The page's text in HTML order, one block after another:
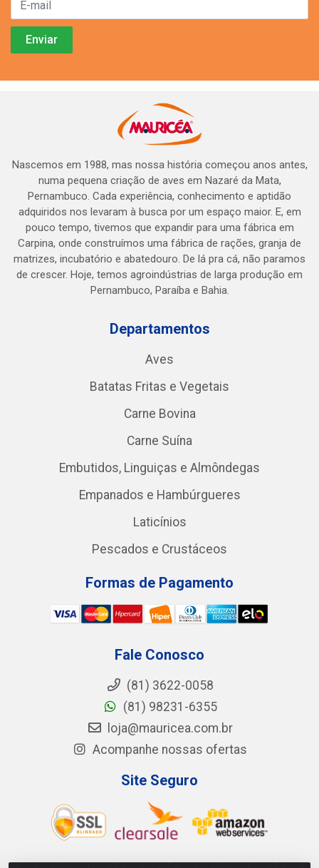
Nascemos em 1988, mas nossa história começou anos antes,
numa pequena criação de aves em Nazaré da Mata,
Pernambuco. Cada experiência, conhecimento e aptidão
adquiridos nos levaram à busca por um espaço maior. E, em
pouco tempo, tivemos que expandir para uma fábrica em
Carpina, onde construímos uma fábrica de rações, granja de
matrizes, incubatório e abatedouro. De lá pra cá, não paramos
de crescer. Hoje, temos agroindústrias de larga produção em
Pernambuco, Paraíba e Bahia.
Departamentos
Aves
Batatas Fritas e Vegetais
Carne Bovina
Carne Suína
Embutidos, Linguiças e Almôndegas
Empanados e Hambúrgueres
Laticínios
Pescados e Crustáceos
Formas de Pagamento
Fale Conosco
(81) 3622-0058
(81) 98231-6355
loja@mauricea.com.br
Acompanhe nossas ofertas
Site Seguro